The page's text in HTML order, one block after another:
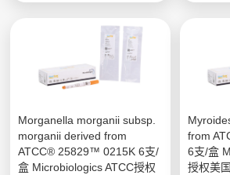
Morganella morganii subsp.
morganii derived from
ATCC® 25829™ 0215K 6支/
盒 Microbiologics ATCC授权
from
6支/盒
授权美